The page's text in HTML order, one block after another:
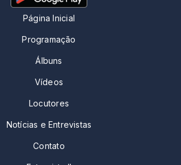
Página Inicial
Programação
Álbuns
Vídeos
Locutores
Notícias e Entrevistas
Contato